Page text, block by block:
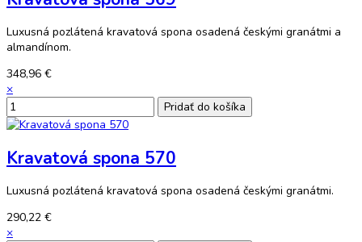
Luxusná pozlátená kravatová spona osadená českými granátmi a
almandínom.
348,96 €
×
Kravatová spona 570
Luxusná pozlátená kravatová spona osadená českými granátmi.
290,22 €
×